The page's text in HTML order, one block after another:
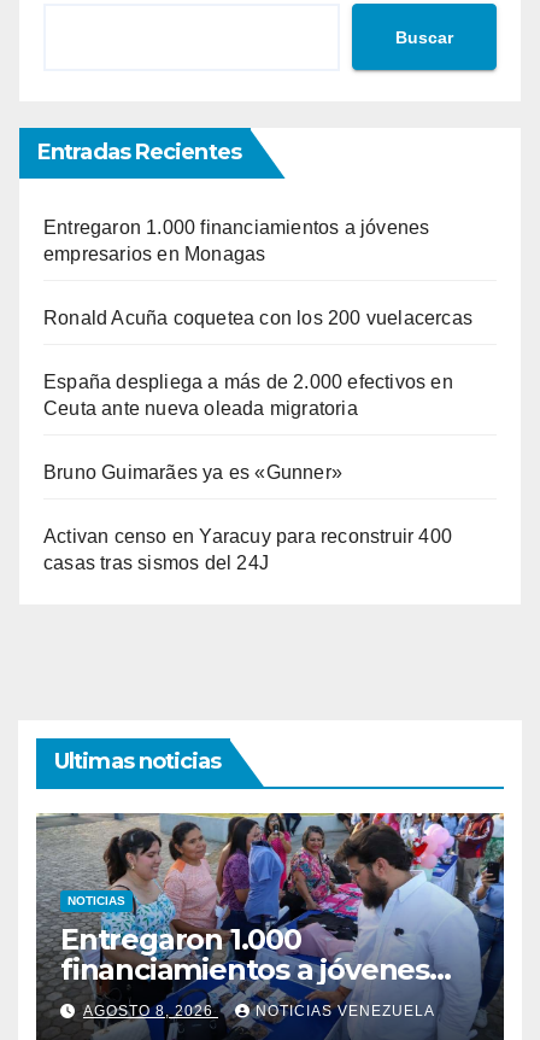
Buscar
Entradas Recientes
Entregaron 1.000 financiamientos a jóvenes
empresarios en Monagas
Ronald Acuña coquetea con los 200 vuelacercas
España despliega a más de 2.000 efectivos en
Ceuta ante nueva oleada migratoria
Bruno Guimarães ya es «Gunner»
Activan censo en Yaracuy para reconstruir 400
casas tras sismos del 24J
Ultimas noticias
NOTICIAS
Entregaron 1.000
financiamientos a jóvenes
empresarios en Monagas
AGOSTO 8, 2026 NOTICIAS VENEZUELA